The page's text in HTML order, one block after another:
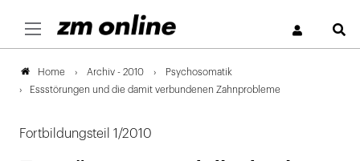
Home Archiv - 2010
Psychosomatik
Essstörungen und die damit verbundenen Zahnprobleme
Fortbildungsteil 1/2010